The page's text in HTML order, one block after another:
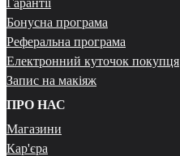
Бонусна програма
Реферальна програма
Електронний куточок покупця
Запис на макіяж
ПРО НАС
Магазини
Кар'єра